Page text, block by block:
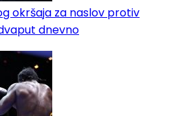
okršaja za naslov protiv
dnevno